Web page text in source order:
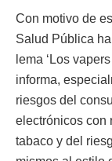
Con motivo de
Salud Pública
lema ‘Los
informa,
riesgos del
electrónicos con
tabaco y del